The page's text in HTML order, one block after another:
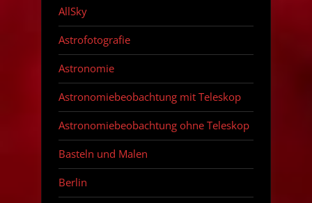
AllSky
Astrofotografie
Astronomie
Astronomiebeobachtung mit Teleskop
Astronomiebeobachtung ohne Teleskop
Basteln und Malen
Berlin